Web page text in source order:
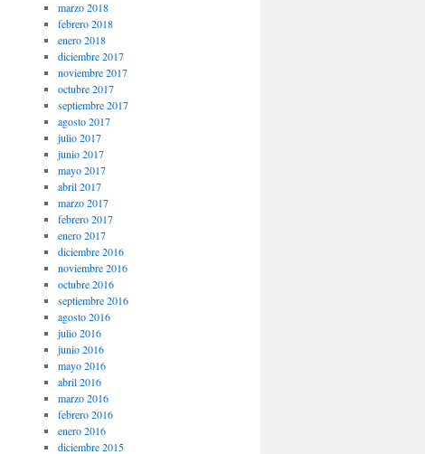
marzo 2018
febrero 2018
enero 2018
diciembre 2017
noviembre 2017
octubre 2017
septiembre 2017
agosto 2017
julio 2017
junio 2017
mayo 2017
abril 2017
marzo 2017
febrero 2017
enero 2017
diciembre 2016
noviembre 2016
octubre 2016
septiembre 2016
agosto 2016
julio 2016
junio 2016
mayo 2016
abril 2016
marzo 2016
febrero 2016
enero 2016
diciembre 2015